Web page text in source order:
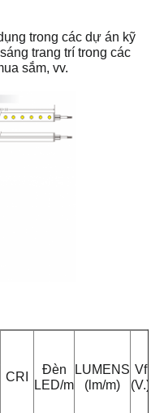
trong các dự án kỹ
trang trí trong các
sắm, vv.
CRI
Đèn
LED/m
LUMENS
(lm/m)
Vf
(V.)